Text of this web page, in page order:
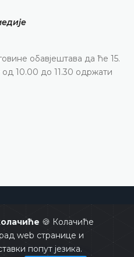
🍪 Колачиће
web странице и
попут језика.
обавјештава да ће 15.
од 10.00 до 11.30 одржати